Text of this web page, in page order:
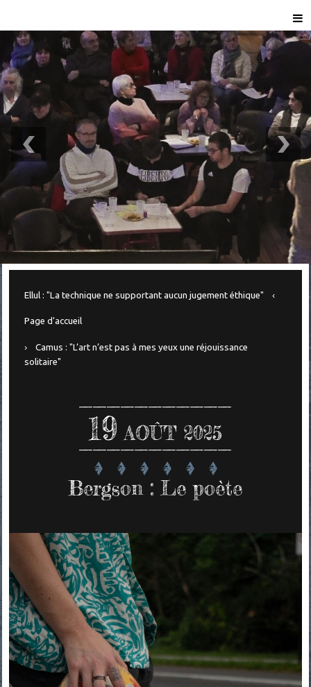
Ellul : "La technique ne supportant aucun jugement éthique"
Page d'accueil
Camus : "L’art n’est pas à mes yeux une réjouissance
solitaire"
19 AOÛT 2025
Bergson : Le poète